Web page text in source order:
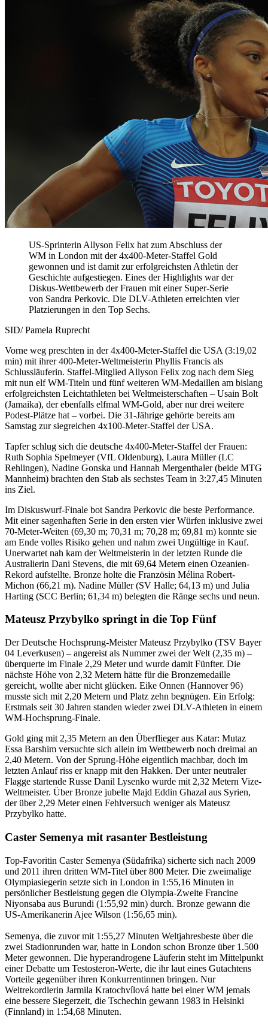
US-Sprinterin Allyson Felix hat zum Abschluss der
WM in London mit der 4x400-Meter-Staffel Gold
gewonnen und ist damit zur erfolgreichsten Athletin der
Geschichte aufgestiegen. Eines der Highlights war der
Diskus-Wettbewerb der Frauen mit einer Super-Serie
von Sandra Perkovic. Die DLV-Athleten erreichten vier
Platzierungen in den Top Sechs.
SID/ Pamela Ruprecht
Vorne weg preschten in der 4x400-Meter-Staffel die USA (3:19,02
min) mit ihrer 400-Meter-Weltmeisterin Phyllis Francis als
Schlussläuferin. Staffel-Mitglied Allyson Felix zog nach dem Sieg
mit nun elf WM-Titeln und fünf weiteren WM-Medaillen am bislang
erfolgreichsten Leichtathleten bei Weltmeisterschaften – Usain Bolt
(Jamaika), der ebenfalls elfmal WM-Gold, aber nur drei weitere
Podest-Plätze hat – vorbei. Die 31-Jährige gehörte bereits am
Samstag zur siegreichen 4x100-Meter-Staffel der USA.
Tapfer schlug sich die deutsche 4x400-Meter-Staffel der Frauen:
Ruth Sophia Spelmeyer (VfL Oldenburg), Laura Müller (LC
Rehlingen), Nadine Gonska und Hannah Mergenthaler (beide MTG
Mannheim) brachten den Stab als sechstes Team in 3:27,45 Minuten
ins Ziel.
Im Diskuswurf-Finale bot Sandra Perkovic die beste Performance.
Mit einer sagenhaften Serie in den ersten vier Würfen inklusive zwei
70-Meter-Weiten (69,30 m; 70,31 m; 70,28 m; 69,81 m) konnte sie
am Ende volles Risiko gehen und nahm zwei Ungültige in Kauf.
Unerwartet nah kam der Weltmeisterin in der letzten Runde die
Australierin Dani Stevens, die mit 69,64 Metern einen Ozeanien-
Rekord aufstellte. Bronze holte die Französin Mélina Robert-
Michon (66,21 m). Nadine Müller (SV Halle; 64,13 m) und Julia
Harting (SCC Berlin; 61,34 m) belegten die Ränge sechs und neun.
Mateusz Przybylko springt in die Top Fünf
Der Deutsche Hochsprung-Meister Mateusz Przybylko (TSV Bayer
04 Leverkusen) – angereist als Nummer zwei der Welt (2,35 m) –
überquerte im Finale 2,29 Meter und wurde damit Fünfter. Die
nächste Höhe von 2,32 Metern hätte für die Bronzemedaille
gereicht, wollte aber nicht glücken. Eike Onnen (Hannover 96)
musste sich mit 2,20 Metern und Platz zehn begnügen. Ein Erfolg:
Erstmals seit 30 Jahren standen wieder zwei DLV-Athleten in einem
WM-Hochsprung-Finale.
Gold ging mit 2,35 Metern an den Überflieger aus Katar: Mutaz
Essa Barshim versuchte sich allein im Wettbewerb noch dreimal an
2,40 Metern. Von der Sprung-Höhe eigentlich machbar, doch im
letzten Anlauf riss er knapp mit den Hakken. Der unter neutraler
Flagge startende Russe Danil Lysenko wurde mit 2,32 Metern Vize-
Weltmeister. Über Bronze jubelte Majd Eddin Ghazal aus Syrien,
der über 2,29 Meter einen Fehlversuch weniger als Mateusz
Przybylko hatte.
Caster Semenya mit rasanter Bestleistung
Top-Favoritin Caster Semenya (Südafrika) sicherte sich nach 2009
und 2011 ihren dritten WM-Titel über 800 Meter. Die zweimalige
Olympiasiegerin setzte sich in London in 1:55,16 Minuten in
persönlicher Bestleistung gegen die Olympia-Zweite Francine
Niyonsaba aus Burundi (1:55,92 min) durch. Bronze gewann die
US-Amerikanerin Ajee Wilson (1:56,65 min).
Semenya, die zuvor mit 1:55,27 Minuten Weltjahresbeste über die
zwei Stadionrunden war, hatte in London schon Bronze über 1.500
Meter gewonnen. Die hyperandrogene Läuferin steht im Mittelpunkt
einer Debatte um Testosteron-Werte, die ihr laut eines Gutachtens
Vorteile gegenüber ihren Konkurrentinnen bringen. Nur
Weltrekordlerin Jarmila Kratochvílová hatte bei einer WM jemals
eine bessere Siegerzeit, die Tschechin gewann 1983 in Helsinki
(Finnland) in 1:54,68 Minuten.